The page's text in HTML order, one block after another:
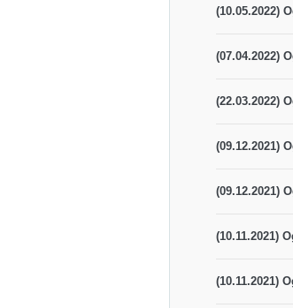
(10.05.2022)
(07.04.2022)
(22.03.2022)
(09.12.2021)
(09.12.2021)
(10.11.2021)
(10.11.2021)